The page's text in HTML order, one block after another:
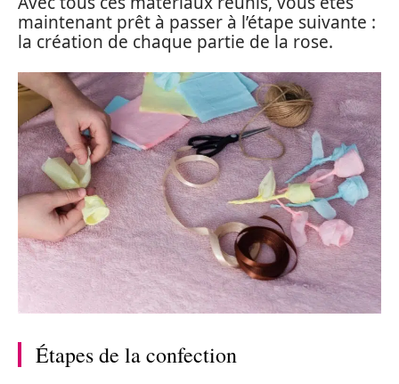
maintenant prêt à passer à l’étape suivante :
la création de chaque partie de la rose.
Étapes de la confection